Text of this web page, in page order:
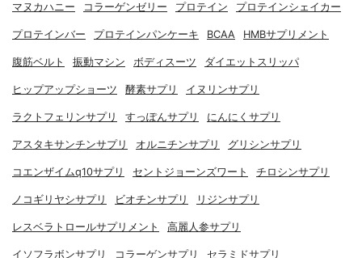
マヌカハニー コラーゲンゼリー プロテイン プロテインシェイカー
プロテインバー プロテインパンケーキ BCAA HMBサプリメント
腹筋ベルト 振動マシン ボディスーツ ダイエットスリッパ
ヒップアップショーツ 酵素サプリ イヌリンサプリ
ラクトフェリンサプリ すっぽんサプリ にんにくサプリ
アスタキサンチンサプリ オルニチンサプリ グリシンサプリ
コエンザイムq10サプリ セントジョーンズワート チロシンサプリ
ノコギリヤシサプリ ビオチンサプリ リジンサプリ
レスベラトロールサプリメント 高麗人参サプリ
イソフラボンサプリ コラーゲンサプリ セラミドサプリ